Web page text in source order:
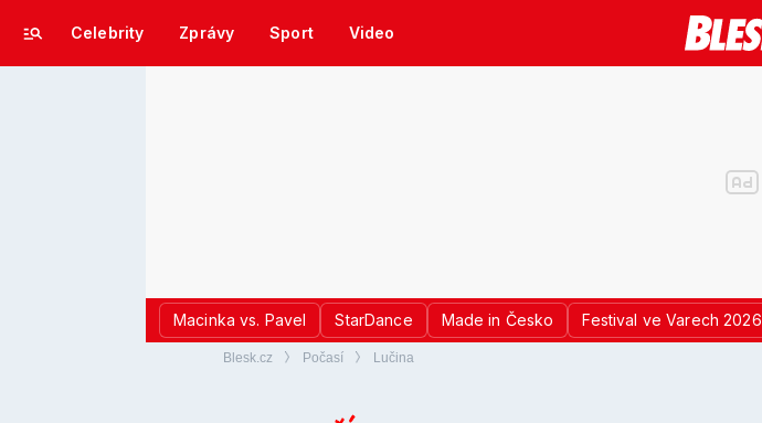
Celebrity Zprávy Sport Video
Macinka vs. Pavel StarDance Made in Česko Festival ve Varech 2026
Blesk.cz Počasí Lučina